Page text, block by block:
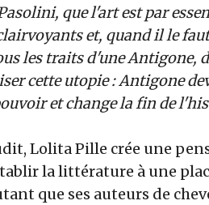
que l'art est par
et, quand il le
les traits d'une Antigone,
cette utopie : Antigone
et change la fin de
Lolita Pille crée une
la littérature à une
que ses auteurs de